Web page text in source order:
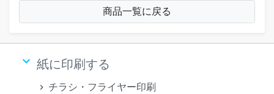
商品一覧に戻る
keyboard_arrow_down 紙に印刷する
チラシ・フライヤー印刷